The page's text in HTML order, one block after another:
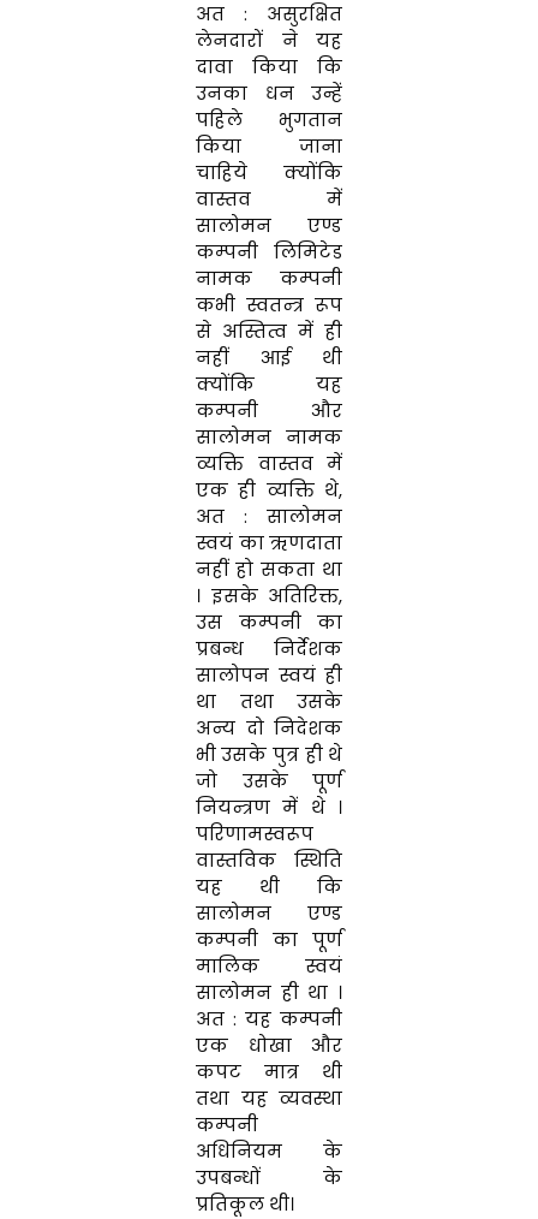
अत: असुरक्षित
लेनदारों नेयह
दावाकियाकि
उनका धनउन्हें
पहिले भुगतान
कियाजाना
चाहियेक्योंकि
वास्तवमें
सालोमनएण्ड
कम्पनीलिमिटेड
नामक कम्पनी
कभीस्वतन्त्र रूप
से अस्तित्वमेंही
नहीं आई थी
क्योंकि यह
कम्पनी और
सालोमन नामक
व्यक्ति वास्तवमें
एकही व्यक्ति थे,
अत:सालोमन
स्वयं काऋणदाता
नहीं होसकता था
। इसके अतिरिक्त,
उस कम्पनीका
प्रबन्धनिर्देशक
सालोपन स्वयंही
था तथा उसके
अन्य दो निदेशक
भीउसके पुत्र ही थे
जो उसकेपूर्ण
नियन्त्रणमें थे ।
परिणामस्वरूप
वास्तविकस्थिति
यह थीकि
सालोमनएण्ड
कम्पनीका पूर्ण
मालिक स्वयं
सालोमन ही था ।
अत :यहकम्पनी
एक धोखाऔर
कपटमात्र थी
तथा यहव्यवस्था
कम्पनी
अधिनियमके
उपबन्धोंके
प्रतिकूल थी।